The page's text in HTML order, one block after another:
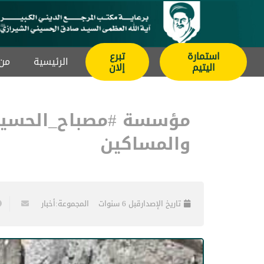
استمارة
اليتيم
تبرع
إلان الرئيسیة
مؤسسة #مصباح_الحسين
والمساكين
تاريخ الإصدارقبل 6 سنوات المجموعة:أخبار